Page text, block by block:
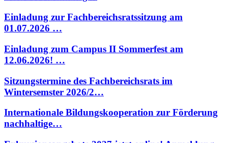
Einladung zur Fachbereichsratssitzung am
01.07.2026 …
Einladung zum Campus II Sommerfest am
12.06.2026! …
Sitzungstermine des Fachbereichsrats im
Wintersemster 2026/2…
Internationale Bildungskooperation zur Förderung
nachhaltige…